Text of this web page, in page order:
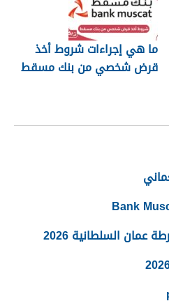
ما هي إجراءات شروط أخذ
قرض شخصي من بنك مسقط
السلطانية 2026